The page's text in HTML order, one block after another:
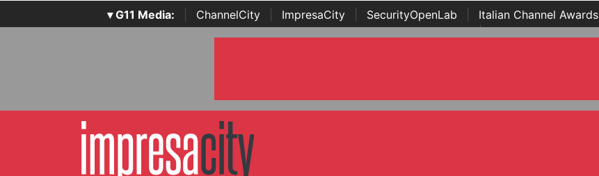
▾ G11 Media: ChannelCity ImpresaCity SecurityOpenLab Italian Channel Awards
Awards | ...